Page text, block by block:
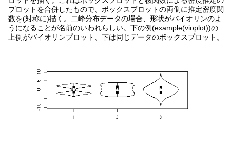
プロットを合併したもので、ボックスプロットの両側に推定密度関
数を(対称に)描く。二峰分布データの場合、形状がバイオリンのよ
うになることが名前のいわれらしい。下の例(example(vioplot))の
上側がバイオリンプロット、下は同じデータのボックスプロット。